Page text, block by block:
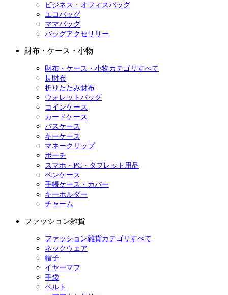
ビジネス・オフィスバッグ
エコバッグ
ママバッグ
バッグアクセサリー
財布・ケース・小物
財布・ケース・小物カテゴリすべて
長財布
折りたたみ財布
ウォレットバッグ
コインケース
カードケース
パスケース
キーケース
マネークリップ
ポーチ
スマホ・PC・タブレット用品
ペンケース
手帳ケース・カバー
キーホルダー
チャーム
ファッション雑貨
ファッション雑貨カテゴリすべて
ネックウェア
帽子
イヤーマフ
手袋
ベルト